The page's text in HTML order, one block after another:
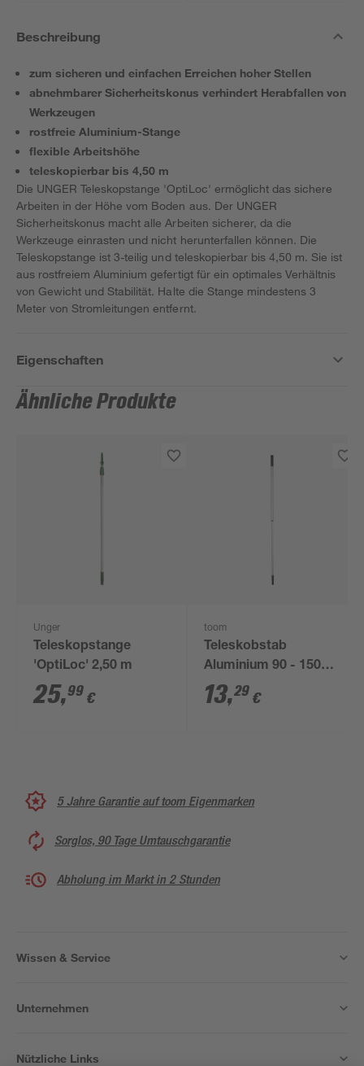
Beschreibung
zum sicheren und einfachen Erreichen hoher Stellen
abnehmbarer Sicherheitskonus verhindert Herabfallen von
Werkzeugen
rostfreie Aluminium-Stange
flexible Arbeitshöhe
teleskopierbar bis 4,50 m
Die UNGER Teleskopstange 'OptiLoc' ermöglicht das sichere
Arbeiten in der Höhe vom Boden aus. Der UNGER
Sicherheitskonus macht alle Arbeiten sicherer, da die
Werkzeuge einrasten und nicht herunterfallen können. Die
Teleskopstange ist 3-teilig und teleskopierbar bis 4,50 m. Sie ist
aus rostfreiem Aluminium gefertigt für ein optimales Verhältnis
von Gewicht und Stabilität. Halte die Stange mindestens 3
Meter von Stromleitungen entfernt.
Eigenschaften
Ähnliche Produkte
Unger
Teleskopstange
'OptiLoc' 2,50 m
25,99 €
toom
Teleskobstab
Aluminium 90 - 150
cm
13,29 €
5 Jahre Garantie auf toom Eigenmarken
Sorglos, 90 Tage Umtauschgarantie
Abholung im Markt in 2 Stunden
Wissen & Service
Unternehmen
Nützliche Links